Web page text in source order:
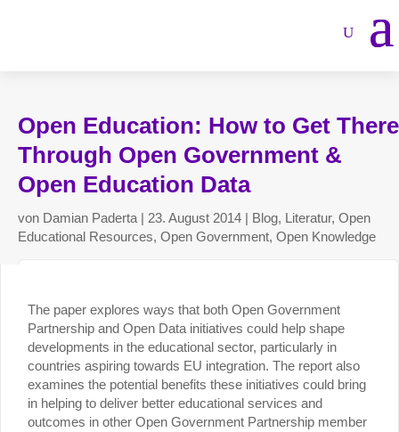
Open Education: How to Get There
Through Open Government &
Open Education Data
von Damian Paderta | 23. August 2014 | Blog, Literatur, Open
Educational Resources, Open Government, Open Knowledge
The paper explores ways that both Open Government
Partnership and Open Data initiatives could help shape
developments in the educational sector, particularly in
countries aspiring towards EU integration. The report also
examines the potential benefits these initiatives could bring
in helping to deliver better educational services and
outcomes in other Open Government Partnership member